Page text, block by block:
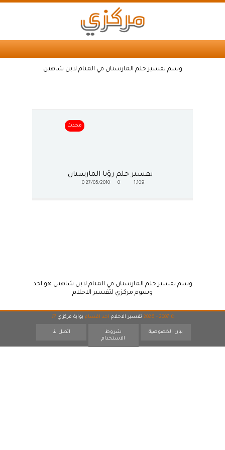
وسم تفسير حلم المارستان في المنام لابن شاهين
محدث
تفسير حلم رؤيا المارستان
1,109
0
27/05/2010
0
وسم تفسير حلم المارستان في المنام لابن شاهين هو احد
وسوم مركزي لتفسير الاحلام
© 2007 - 2026 تفسير الاحلام احد اقسام بوابة مركزي 17
بيان الخصوصية
شروط
الاستخدام
اتصل بنا